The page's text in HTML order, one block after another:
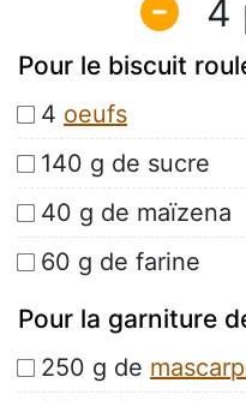
4
Pour le biscuit
4 oeufs
140 g de sucre
40 g de maïzena
60 g de farine
Pour la garniture
250 g de